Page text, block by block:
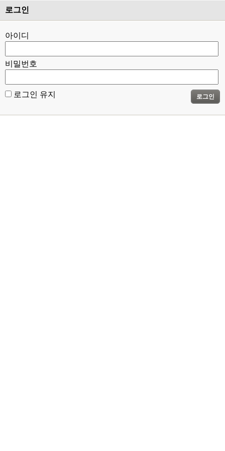
로그인
아이디
비밀번호
로그인 유지 로그인